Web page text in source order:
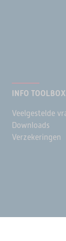
INFO TOOLBOX
Veelgestelde
Downloads
Verzekeringen